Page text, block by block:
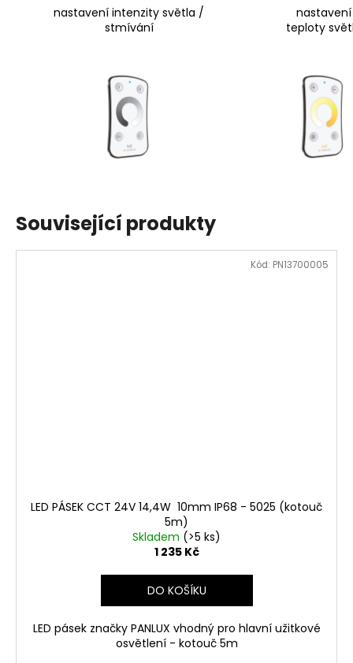
nastavení intenzity světla /
stmívání
nastavení
teploty
Související produkty
LED PÁSEK CCT 24V 14,4W 10mm IP68 - 5025 (kotouč
5m)
Skladem (>5 ks)
1 235 Kč
DO KOŠÍKU
LED pásek značky PANLUX vhodný pro hlavní užitkové
osvětlení - kotouč 5m
Kód: PN13700005